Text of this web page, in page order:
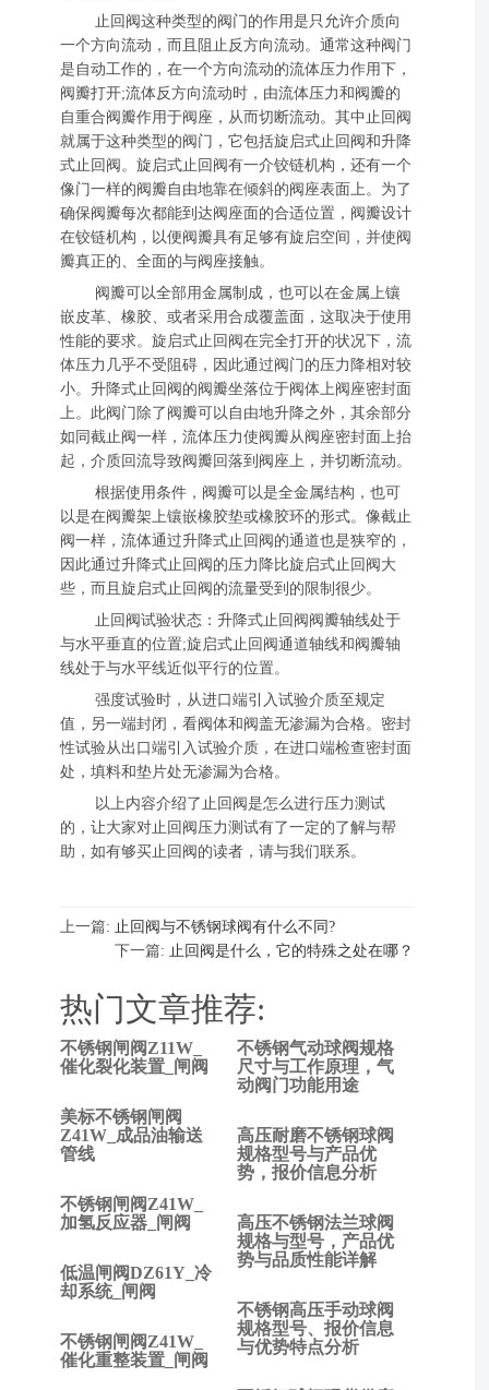
止回阀这种类型的阀门的作用是只允许介质向
一个方向流动，而且阻止反方向流动。通常这种阀门
是自动工作的，在一个方向流动的流体压力作用下，
阀瓣打开;流体反方向流动时，由流体压力和阀瓣的
自重合阀瓣作用于阀座，从而切断流动。其中止回阀
就属于这种类型的阀门，它包括旋启式止回阀和升降
式止回阀。旋启式止回阀有一介铰链机构，还有一个
像门一样的阀瓣自由地靠在倾斜的阀座表面上。为了
确保阀瓣每次都能到达阀座面的合适位置，阀瓣设计
在铰链机构，以便阀瓣具有足够有旋启空间，并使阀
瓣真正的、全面的与阀座接触。
阀瓣可以全部用金属制成，也可以在金属上镶
嵌皮革、橡胶、或者采用合成覆盖面，这取决于使用
性能的要求。旋启式止回阀在完全打开的状况下，流
体压力几乎不受阻碍，因此通过阀门的压力降相对较
小。升降式止回阀的阀瓣坐落位于阀体上阀座密封面
上。此阀门除了阀瓣可以自由地升降之外，其余部分
如同截止阀一样，流体压力使阀瓣从阀座密封面上抬
起，介质回流导致阀瓣回落到阀座上，并切断流动。
根据使用条件，阀瓣可以是全金属结构，也可
以是在阀瓣架上镶嵌橡胶垫或橡胶环的形式。像截止
阀一样，流体通过升降式止回阀的通道也是狭窄的，
因此通过升降式止回阀的压力降比旋启式止回阀大
些，而且旋启式止回阀的流量受到的限制很少。
止回阀试验状态：升降式止回阀阀瓣轴线处于
与水平垂直的位置;旋启式止回阀通道轴线和阀瓣轴
线处于与水平线近似平行的位置。
强度试验时，从进口端引入试验介质至规定
值，另一端封闭，看阀体和阀盖无渗漏为合格。密封
性试验从出口端引入试验介质，在进口端检查密封面
处，填料和垫片处无渗漏为合格。
以上内容介绍了止回阀是怎么进行压力测试
的，让大家对止回阀压力测试有了一定的了解与帮
助，如有够买止回阀的读者，请与我们联系。
上一篇: 止回阀与不锈钢球阀有什么不同?
下一篇: 止回阀是什么，它的特殊之处在哪？
热门文章推荐:
不锈钢闸阀Z11W_
催化裂化装置_闸阀
美标不锈钢闸阀
Z41W_成品油输送
管线
不锈钢闸阀Z41W_
加氢反应器_闸阀
低温闸阀DZ61Y_冷
却系统_闸阀
不锈钢闸阀Z41W_
催化重整装置_闸阀
不锈钢气动球阀规格
尺寸与工作原理，气
动阀门功能用途
高压耐磨不锈钢球阀
规格型号与产品优
势，报价信息分析
高压不锈钢法兰球阀
规格与型号，产品优
势与品质性能详解
不锈钢高压手动球阀
规格型号、报价信息
与优势特点分析
上
一
止
回
阀
不
锈
球
阀
有